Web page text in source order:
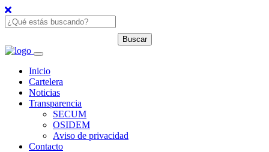
Inicio
Cartelera
Noticias
Transparencia
SECUM
OSIDEM
Aviso de privacidad
Contacto